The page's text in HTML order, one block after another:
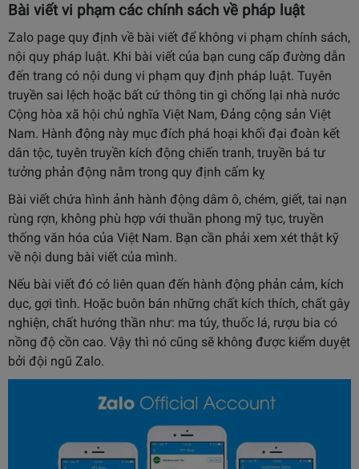
Bài viết vi phạm các chính sách về pháp luật
Zalo page quy định về bài viết để không vi phạm chính sách,
nội quy pháp luật. Khi bài viết của bạn cung cấp đường dẫn
đến trang có nội dung vi phạm quy định pháp luật. Tuyên
truyền sai lệch hoặc bất cứ thông tin gì chống lại nhà nước
Cộng hòa xã hội chủ nghĩa Việt Nam, Đảng cộng sản Việt
Nam. Hành động này mục đích phá hoại khối đại đoàn kết
dân tộc, tuyên truyền kích động chiến tranh, truyền bá tư
tưởng phản động nằm trong quy định cấm kỵ
Bài viết chứa hình ảnh hành động dâm ô, chém, giết, tai nạn
rùng rợn, không phù hợp với thuần phong mỹ tục, truyền
thống văn hóa của Việt Nam. Bạn cần phải xem xét thật kỹ
về nội dung bài viết của mình.
Nếu bài viết đó có liên quan đến hành động phản cảm, kích
dục, gợi tình. Hoặc buôn bán những chất kích thích, chất gây
nghiện, chất hướng thần như: ma túy, thuốc lá, rượu bia có
nồng độ cồn cao. Vậy thì nó cũng sẽ không được kiểm duyệt
bởi đội ngũ Zalo.